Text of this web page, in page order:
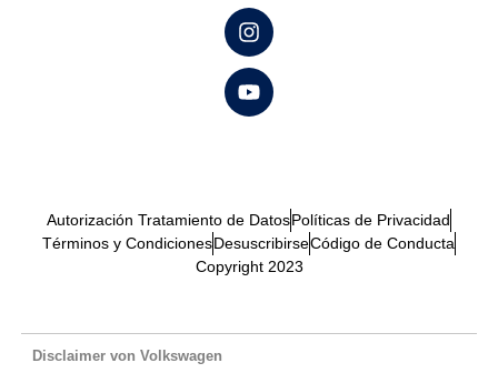
Autorización Tratamiento de DatosPolíticas de Privacidad
Términos y CondicionesDesuscribirseCódigo de Conducta
Copyright 2023
Disclaimer von Volkswagen